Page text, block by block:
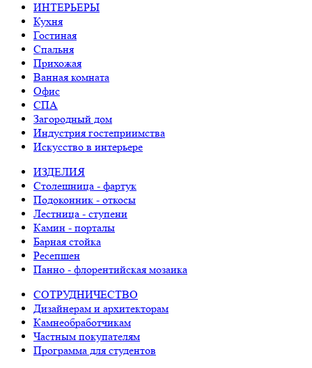
ИНТЕРЬЕРЫ
Кухня
Гостиная
Спальня
Прихожая
Ванная комната
Офис
СПА
Загородный дом
Индустрия гостеприимства
Искусство в интерьере
ИЗДЕЛИЯ
Столешница - фартук
Подоконник - откосы
Лестница - ступени
Камин - порталы
Барная стойка
Ресепшен
Панно - флорентийская мозаика
СОТРУДНИЧЕСТВО
Дизайнерам и архитекторам
Камнеобработчикам
Частным покупателям
Программа для студентов